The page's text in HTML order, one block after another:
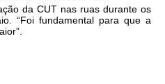
da CUT nas ruas durante os
“Foi fundamental para que a